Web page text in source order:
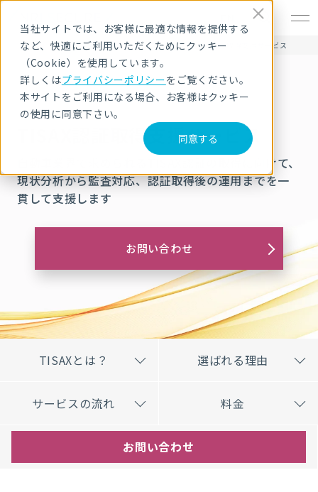
当社サイトでは、お客様に最適な情報を提供する
など、快適にご利用いただくためにクッキー
（Cookie）を使用しています。
詳しくはプライバシーポリシーをご覧ください。
本サイトをご利用になる場合、お客様はクッキー
の使用に同意下さい。
同意する
HOME サービス・製品 コンサルティング TISAX認証取得支援サービス
TISAX認証取得支援サービス
自動車業界で求められるTISAX認証の取得に向けて、
現状分析から監査対応、認証取得後の運用までを一
貫して支援します
お問い合わせ
TISAXとは？ 選ばれる理由
サービスの流れ 料金
お問い合わせ